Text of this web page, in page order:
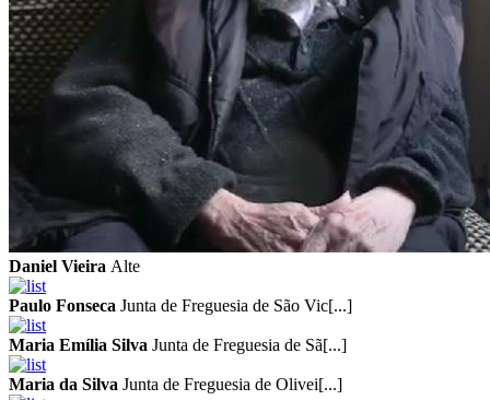
Daniel Vieira Alte
Paulo Fonseca Junta de Freguesia de São Vic[...]
Maria Emília Silva Junta de Freguesia de Sã[...]
Maria da Silva Junta de Freguesia de Olivei[...]